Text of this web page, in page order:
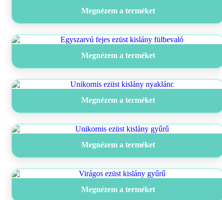
Megnézem a terméket
Megnézem a terméket
Megnézem a terméket
Megnézem a terméket
Megnézem a terméket